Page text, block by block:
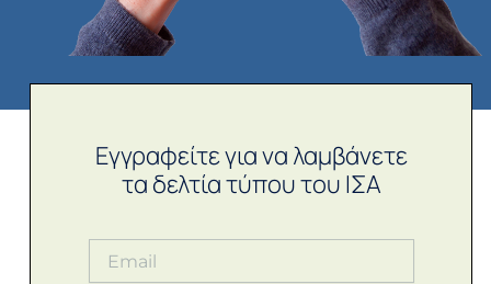
Εγγραφείτε για να λαμβάνετε
τα δελτία τύπου του ΙΣΑ